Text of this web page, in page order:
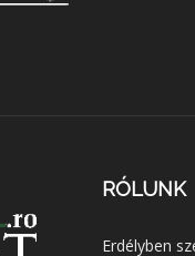
RÓLUNK
Erdélyben